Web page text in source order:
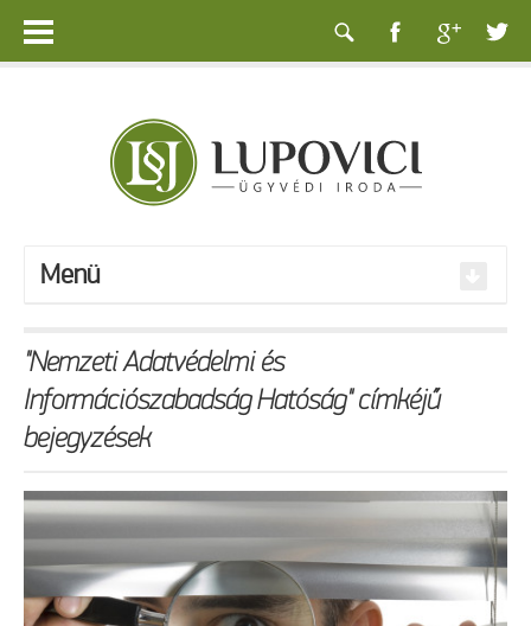
Menü
"Nemzeti Adatvédelmi és
Információszabadság Hatóság" címkéjű
bejegyzések